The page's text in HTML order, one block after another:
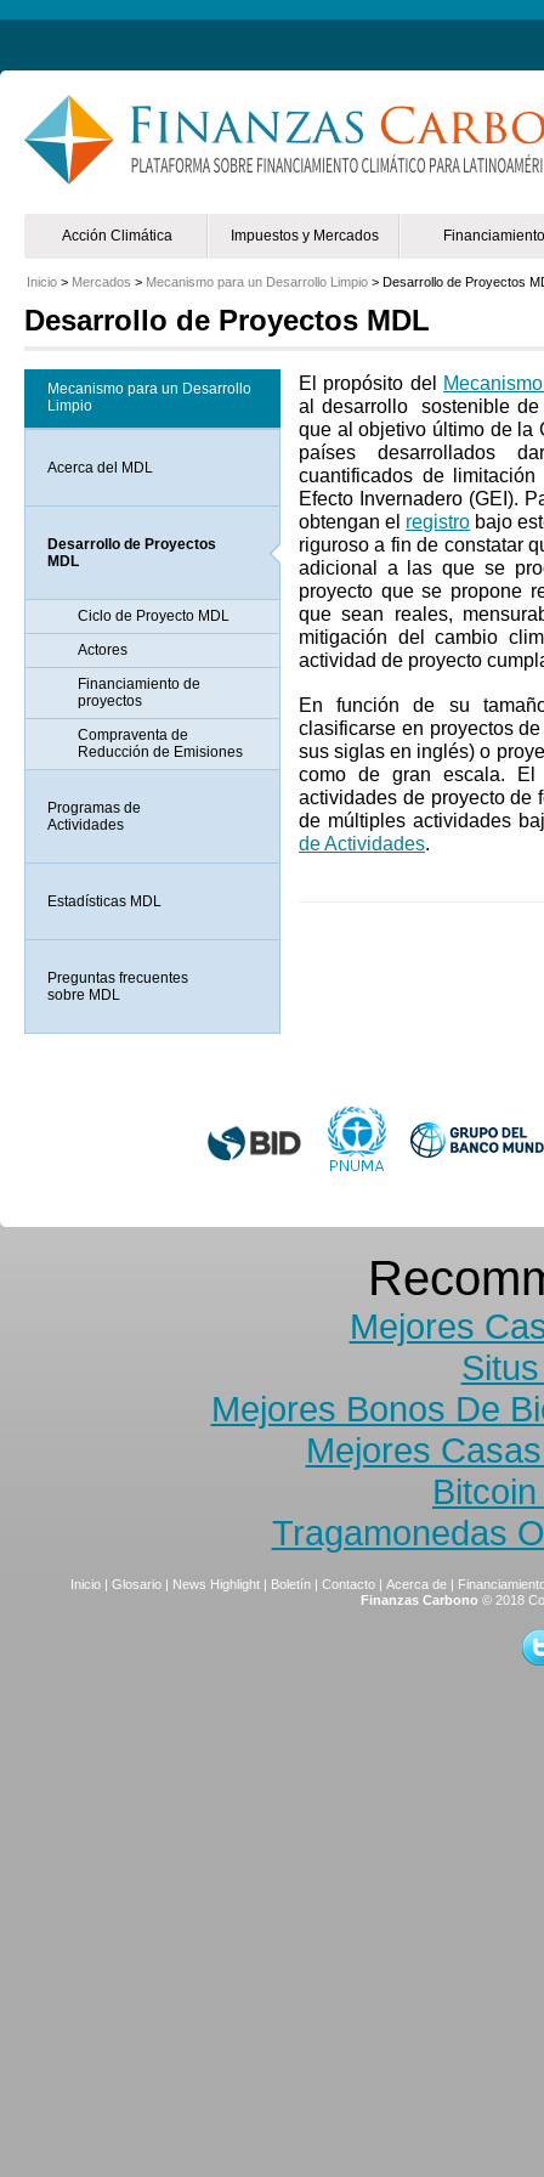
Acción Climática Impuestos y Mercados Financiamiento
Inicio > Mercados > Mecanismo para un Desarrollo Limpio > Desarrollo de Proyectos
Desarrollo de Proyectos MDL
Mecanismo para un Desarrollo
Limpio
Acerca del MDL
Desarrollo de Proyectos
MDL
Ciclo de Proyecto MDL
Actores
Financiamiento de
proyectos
Compraventa de
Reducción de Emisiones
Programas de
Actividades
Estadísticas MDL
Preguntas frecuentes
sobre MDL
El propósito del
al desarrollo sostenible
que al objetivo último de la
países desarrollados
cuantificados de
Efecto Invernadero (GEI).
obtengan el registro bajo
riguroso a fin de constatar
adicional a las que se
proyecto que se propone
que sean reales,
mitigación del cambio
actividad de proyecto
En función de su
clasificarse en proyectos
sus siglas en inglés) o
como de gran escala. El
actividades de proyecto de
de múltiples actividades
de Actividades.
Mejores
Mejores Bonos De
Mejores
Tragamonedas
Inicio | Glosario | News Highlight | Boletín | Contacto | Acerca de |
Finanzas Carbono © 2018